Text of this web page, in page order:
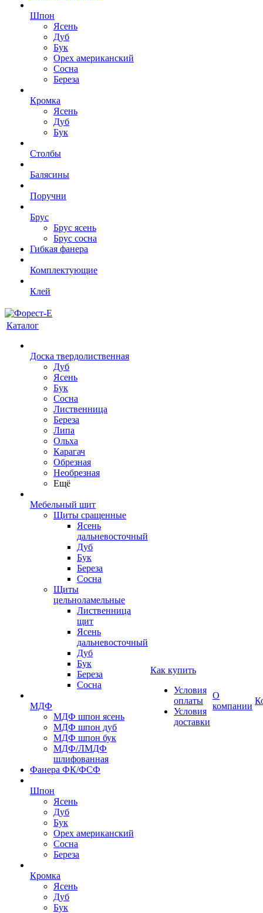
Шпон
Ясень
Дуб
Бук
Орех американский
Сосна
Береза
Кромка
Ясень
Дуб
Бук
Столбы
Балясины
Поручни
Брус
Брус ясень
Брус сосна
Гибкая фанера
Комплектующие
Клей
Каталог
Доска твердолиственная
Дуб
Ясень
Бук
Сосна
Лиственница
Береза
Липа
Ольха
Карагач
Обрезная
Необрезная
Ещё
Мебельный щит
Щиты сращенные
Ясень
дальневосточный
Дуб
Бук
Береза
Сосна
Щиты
цельноламельные
Лиственница
щит
Ясень
дальневосточный
Дуб
Бук
Береза
Сосна
МДФ
МДФ шпон ясень
МДФ шпон дуб
МДФ шпон бук
МДФ/ЛМДФ
шлифованная
Фанера ФК/ФСФ
Шпон
Ясень
Дуб
Бук
Орех американский
Сосна
Береза
Кромка
Ясень
Дуб
Бук
Как купить
Условия
оплаты
Условия
доставки
О
компании